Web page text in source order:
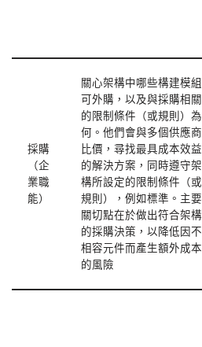
採購
（企
業職
能）
關心架構中哪些構建模組
可外購，以及與採購相關
的限制條件（或規則）為
何。他們會與多個供應商
比價，尋找最具成本效益
的解決方案，同時遵守架
構所設定的限制條件（或
規則），例如標準。主要
關切點在於做出符合架構
的採購決策，以降低因不
相容元件而產生額外成本
的風險